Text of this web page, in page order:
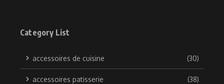
Category List
accessoires de cuisine (30)
accessoires patisserie (38)